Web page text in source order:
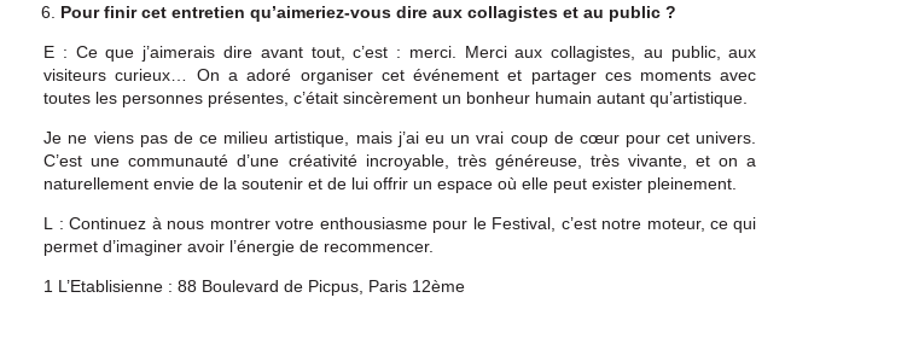
Pour finir cet entretien qu’aimeriez-vous dire aux collagistes et au public ?
E : Ce que j’aimerais dire avant tout, c’est : merci. Merci aux collagistes, au public, aux
visiteurs curieux… On a adoré organiser cet événement et partager ces moments avec
toutes les personnes présentes, c’était sincèrement un bonheur humain autant qu’artistique.
Je ne viens pas de ce milieu artistique, mais j’ai eu un vrai coup de cœur pour cet univers.
C’est une communauté d’une créativité incroyable, très généreuse, très vivante, et on a
naturellement envie de la soutenir et de lui offrir un espace où elle peut exister pleinement.
L : Continuez à nous montrer votre enthousiasme pour le Festival, c’est notre moteur, ce qui
permet d’imaginer avoir l’énergie de recommencer.
1 L’Etablisienne : 88 Boulevard de Picpus, Paris 12ème